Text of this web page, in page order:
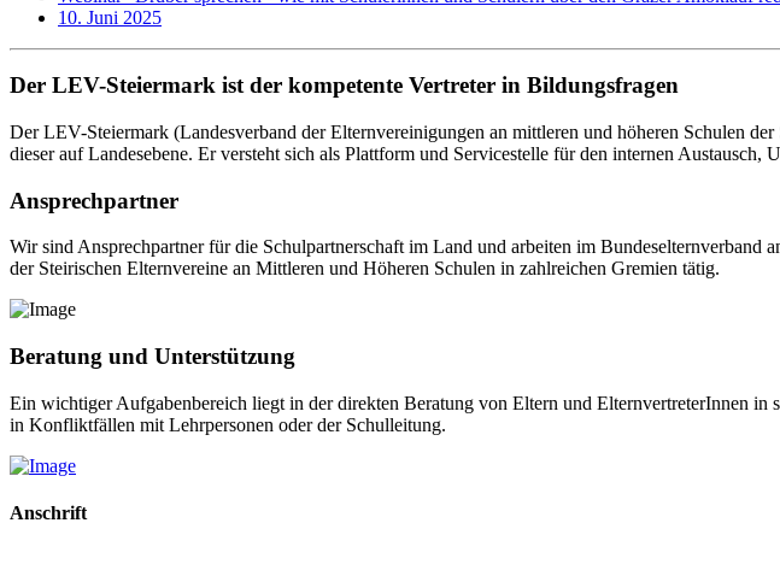
10. Juni 2025
Der LEV-Steiermark ist der kompetente Vertreter in Bildungsfragen
Der LEV-Steiermark (Landesverband der Elternvereinigungen an mittleren und höheren Schulen
dieser auf Landesebene. Er versteht sich als Plattform und Servicestelle für den internen
Ansprechpartner
Wir sind Ansprechpartner für die Schulpartnerschaft im Land und arbeiten im Bundeselternverband
der Steirischen Elternvereine an Mittleren und Höheren Schulen in zahlreichen Gremien tätig.
Beratung und Unterstützung
Ein wichtiger Aufgabenbereich liegt in der direkten Beratung von Eltern und ElternvertreterInnen
in Konfliktfällen mit Lehrpersonen oder der Schulleitung.
Anschrift